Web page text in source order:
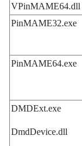
VPinMAME64.dll
PinMAME32.exe
PinMAME64.exe
DMDExt.exe
DmdDevice.dll